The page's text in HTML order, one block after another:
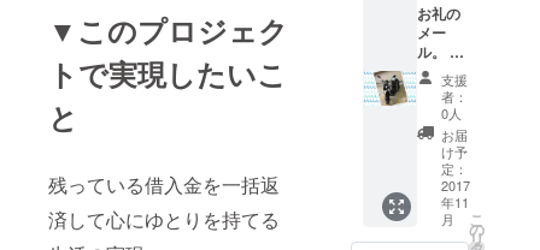
▼このプロジェク
トで実現したいこ
と
残っている借入金を一括返
済して心にゆとりを持てる
お礼の
メー
ル。 希
望者に
は電話
での話
し相手
(他愛の
ない
話、趣
味の話
を聞い
て欲し
支援
者：
0人
お届
け予
定：
2017
年11
月
こ
の
リ